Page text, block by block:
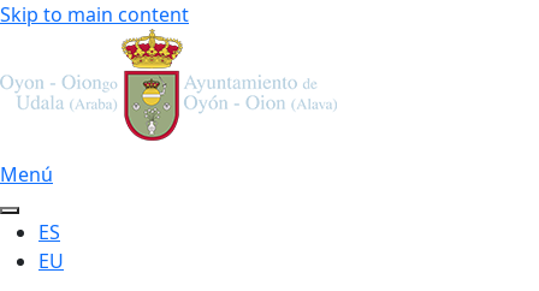
Skip to main content
Menú
ES
EU